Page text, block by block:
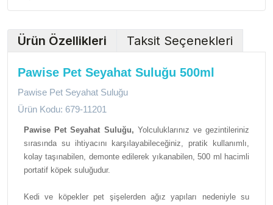
Ürün Özellikleri Taksit Seçenekleri
Pawise Pet Seyahat Suluğu 500ml
Pawise Pet Seyahat Suluğu
Ürün Kodu: 679-11201
Pawise Pet Seyahat Suluğu, Yolculuklarınız ve gezintileriniz
sırasında su ihtiyacını karşılayabileceğiniz, pratik kullanımlı,
kolay taşınabilen, demonte edilerek yıkanabilen, 500 ml hacimli
portatif köpek suluğudur.
Kedi ve köpekler pet şişelerden ağız yapıları nedeniyle su